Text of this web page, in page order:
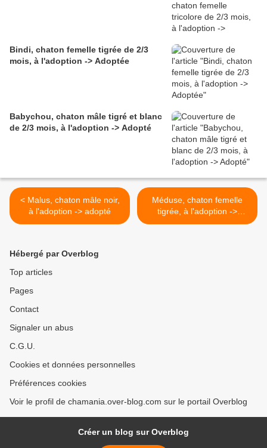
Bindi, chaton femelle tigrée de 2/3
mois, à l'adoption -> Adoptée
Babychou, chaton mâle tigré et blanc
de 2/3 mois, à l'adoption -> Adopté
< Malus, chaton mâle noir,
à l'adoption -> adopté
Méduse, chaton femelle
tigrée, à l'adoption ->
adoptée >
Hébergé par Overblog
Top articles
Pages
Contact
Signaler un abus
C.G.U.
Cookies et données personnelles
Préférences cookies
Voir le profil de chamania.over-blog.com sur le portail Overblog
Créer un blog sur Overblog